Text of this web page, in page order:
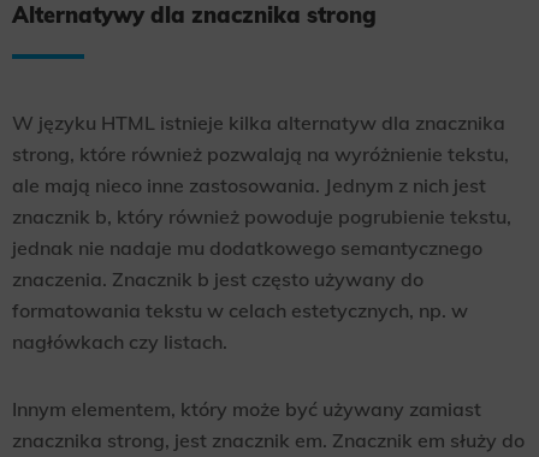
Alternatywy dla znacznika strong
W języku HTML istnieje kilka alternatyw dla znacznika
strong, które również pozwalają na wyróżnienie tekstu,
ale mają nieco inne zastosowania. Jednym z nich jest
znacznik b, który również powoduje pogrubienie tekstu,
jednak nie nadaje mu dodatkowego semantycznego
znaczenia. Znacznik b jest często używany do
formatowania tekstu w celach estetycznych, np. w
nagłówkach czy listach.
Innym elementem, który może być używany zamiast
znacznika strong, jest znacznik em. Znacznik em służy do